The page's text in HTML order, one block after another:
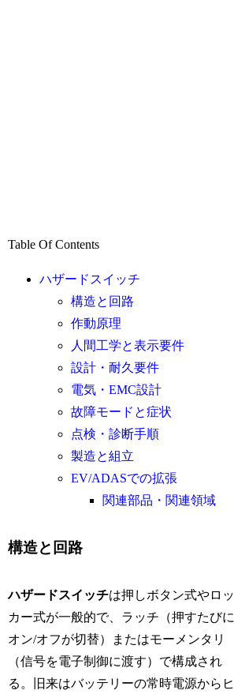
Table Of Contents
ハザードスイッチ
構造と回路
作動原理
人間工学と表示要件
設計・耐久要件
電気・EMC設計
故障モードと症状
点検・診断手順
製造と組立
EV/ADASでの拡張
関連部品・関連領域
構造と回路
ハザードスイッチは押しボタン式やロッ
カー式が一般的で、ラッチ（押すたびに
オン/オフが切替）またはモーメンタリ
（信号を電子制御に渡す）で構成され
る。旧来はバッテリーの常時電源からヒ